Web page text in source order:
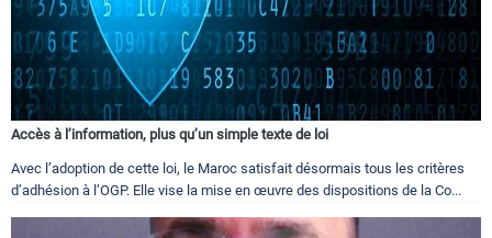
Accès à l’information, plus qu’un simple texte de loi
Avec l’adoption de cette loi, le Maroc satisfait désormais tous les critères
d’adhésion à l’OGP. Elle vise la mise en œuvre des dispositions de la Co...